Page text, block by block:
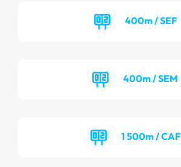
400m / SEF
400m / SEM
1 500m / CAF